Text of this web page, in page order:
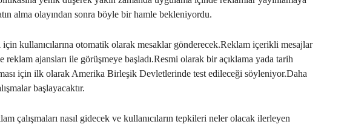
alma olayından sonra böyle bir hamle bekleniyordu.
için kullanıcılarına otomatik olarak mesaklar gönderecek.Reklam içerikli mesajlar
ajansları ile görüşmeye başladı.Resmi olarak bir açıklama yada tarih
için ilk olarak Amerika Birleşik Devletlerinde test edileceği söyleniyor.Daha
başlayacaktır.
çalışmaları nasıl gidecek ve kullanıcıların tepkileri neler olacak ilerleyen